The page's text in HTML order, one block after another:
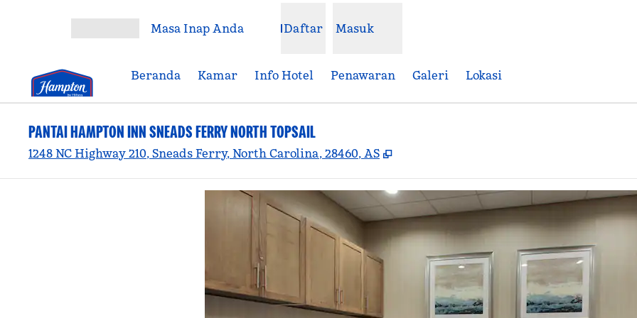
Masa Inap Anda Daftar Masuk
Beranda Kamar Info Hotel Penawaran Galeri Lokasi
PANTAI HAMPTON INN SNEADS FERRY NORTH TOPSAIL
1248 NC Highway 210, Sneads Ferry, North Carolina, 28460, AS ,